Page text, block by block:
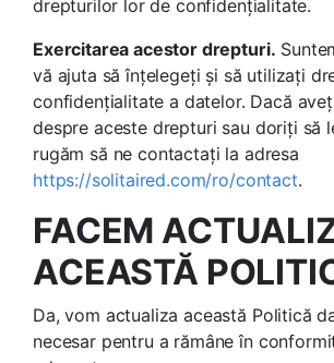
drepturilor lor de confidențialitate.
Exercitarea acestor drepturi.
vă ajuta să înțelegeți și să utilizați
confidențialitate a datelor. Dacă
despre aceste drepturi sau doriți să
rugăm să ne contactați la adresa
https://solitaired.com/ro/contact.
FACEM
ACEASTĂ
Da, vom actualiza această Politică
necesar pentru a rămâne în